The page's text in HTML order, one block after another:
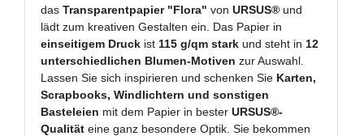
dasTransparentpapier "Flora" vonURSUS® und
lädt zum kreativen Gestalten ein. Das Papier in
einseitigem Druck ist 115 g/qm stark und steht in 12
unterschiedlichen Blumen-Motiven zur Auswahl.
Lassen Sie sich inspirieren und schenken Sie Karten,
Scrapbooks, Windlichtern und sonstigen
Basteleien mit dem Papier in besterURSUS®-
Qualität eine ganz besondere Optik. Sie bekommen